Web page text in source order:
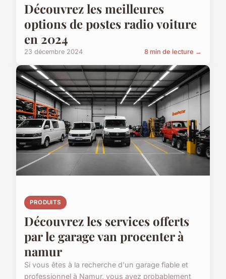
Découvrez les meilleures
options de postes radio voiture
en 2024
23 décembre 2024 8 min de lecture →
PRODUITS
Découvrez les services offerts
par le garage van procenter à
namur
Si vous êtes à la recherche d'un garage fiable et
professionnel à Namur, vous avez probablement